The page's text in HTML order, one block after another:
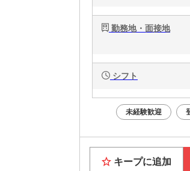
勤務地・面接地
シフト
未経験歓迎
キープに追加